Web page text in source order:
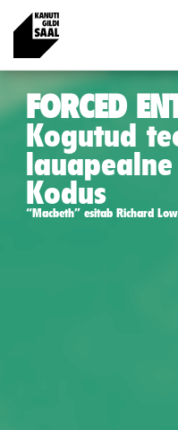
FORCED
Kogutud
Kodus
“Macbeth” esitab Richard